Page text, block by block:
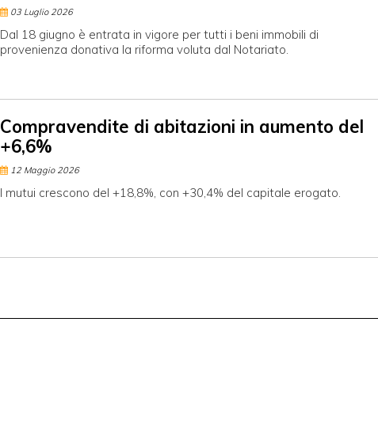
03 Luglio 2026
Dal 18 giugno è entrata in vigore per tutti i beni immobili di
provenienza donativa la riforma voluta dal Notariato.
Compravendite di abitazioni in aumento del
+6,6%
12 Maggio 2026
I mutui crescono del +18,8%, con +30,4% del capitale erogato.